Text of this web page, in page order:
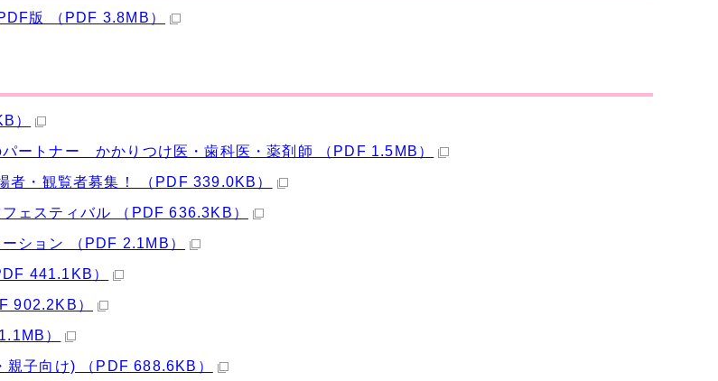
版 （PDF 3.8MB）
）
ートナー かかりつけ医・歯科医・薬剤師 （PDF 1.5MB）
者・観覧者募集！ （PDF 339.0KB）
ェスティバル （PDF 636.3KB）
ション （PDF 2.1MB）
441.1KB）
902.2KB）
）
親子向け) （PDF 688.6KB）